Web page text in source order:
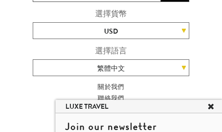
選擇貨幣
USD
選擇語言
繁體中文
關於我們
聯絡我們
加入我們
旅遊網站地圖
LUXE TRAVEL
Join our newsletter